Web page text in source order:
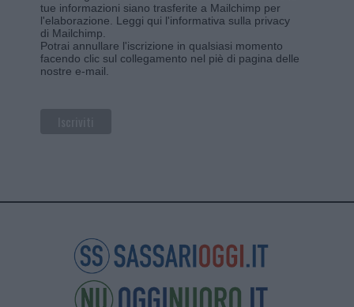
tue informazioni siano trasferite a Mailchimp per
l'elaborazione. Leggi qui l'informativa sulla privacy
di Mailchimp
Potrai annullare l'iscrizione in qualsiasi momento
facendo clic sul collegamento nel piè di pagina delle
nostre e-mail.